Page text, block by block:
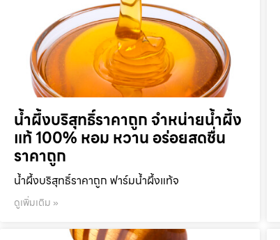
น้ำผึ้งบริสุทธิ์ราคาถูก จำหน่ายน้ำผึ้ง
แท้ 100% หอม หวาน อร่อยสดชื่น
ราคาถูก
น้ำผึ้งบริสุทธิ์ราคาถูก ฟาร์มน้ำผึ้งแท้จ
ดูเพิ่มเติม »